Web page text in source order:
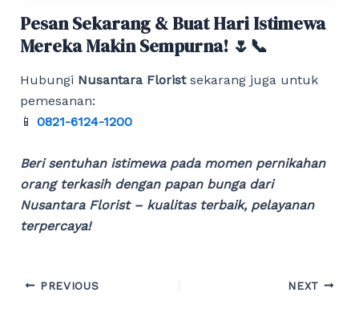
Pesan Sekarang & Buat Hari Istimewa
Mereka Makin Sempurna! 🌷📞
Hubungi Nusantara Floristsekarang juga untuk
pemesanan:
📱 0821-6124-1200
Beri sentuhan istimewa pada momen pernikahan
orang terkasih dengan papan bunga dari
Nusantara Florist – kualitas terbaik, pelayanan
terpercaya!
Post
PREVIOUS NEXT